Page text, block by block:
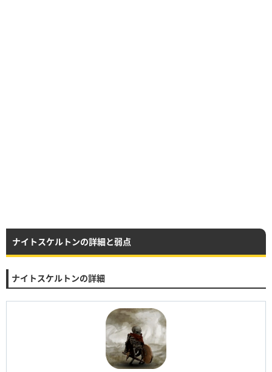
ナイトスケルトンの詳細と弱点
ナイトスケルトンの詳細